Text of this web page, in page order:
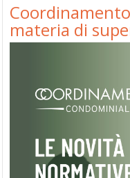
materia di